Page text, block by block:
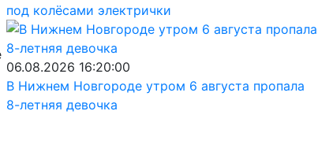
под колёсами электрички
06.08.2026 16:20:00
В Нижнем Новгороде утром 6 августа пропала
8-летняя девочка